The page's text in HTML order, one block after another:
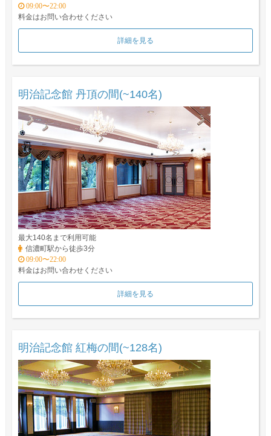
09:00〜22:00
料金はお問い合わせください
詳細を見る
明治記念館 丹頂の間(~140名)
最大140名まで利用可能
信濃町駅から徒歩3分
09:00〜22:00
料金はお問い合わせください
詳細を見る
明治記念館 紅梅の間(~128名)